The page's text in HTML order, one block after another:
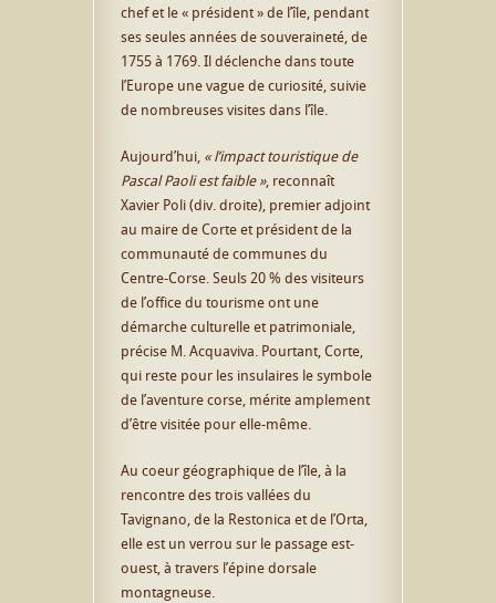
chef et le « président » de l’île, pendant
ses seules années de souveraineté, de
1755 à 1769. Il déclenche dans toute
l’Europe une vague de curiosité, suivie
de nombreuses visites dans l’île.
Aujourd’hui, « l’impact touristique de
Pascal Paoli est faible », reconnaît
Xavier Poli (div. droite), premier adjoint
au maire de Corte et président de la
communauté de communes du
Centre-Corse. Seuls 20 % des visiteurs
de l’office du tourisme ont une
démarche culturelle et patrimoniale,
précise M. Acquaviva. Pourtant, Corte,
qui reste pour les insulaires le symbole
de l’aventure corse, mérite amplement
d’être visitée pour elle-même.
Au coeur géographique de l’île, à la
rencontre des trois vallées du
Tavignano, de la Restonica et de l’Orta,
elle est un verrou sur le passage est-
ouest, à travers l’épine dorsale
montagneuse.